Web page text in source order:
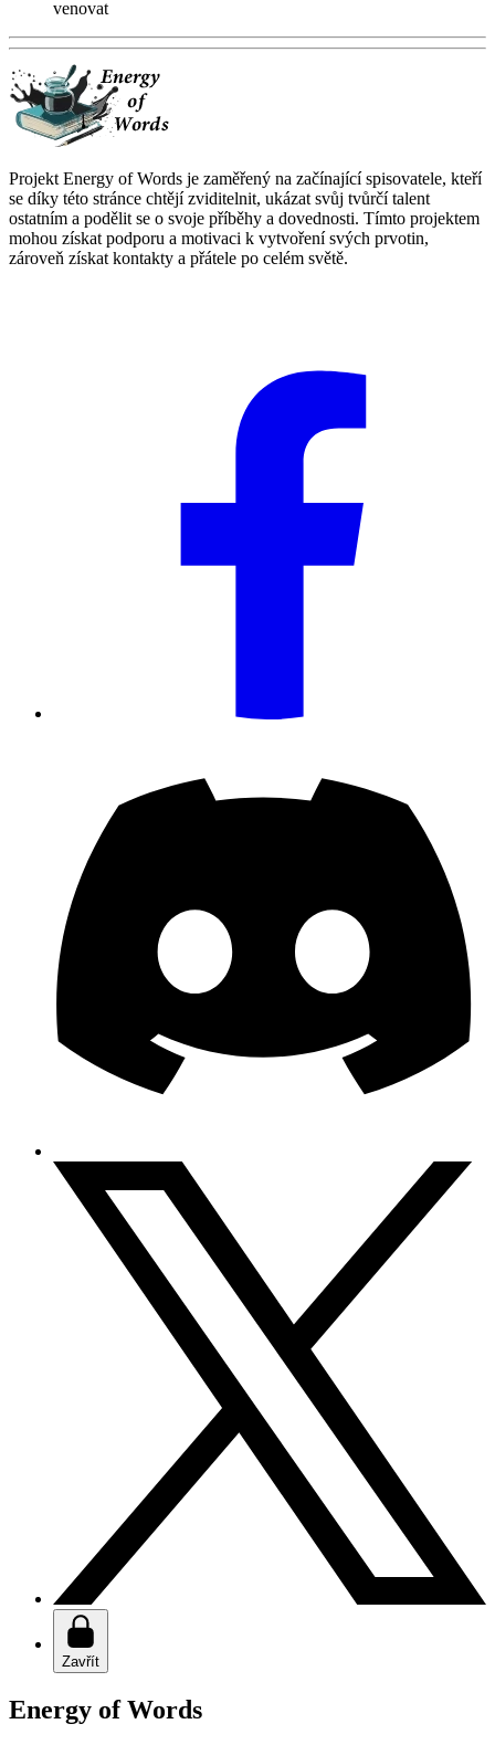
venovat
Projekt Energy of Words je zaměřený na začínající spisovatele, kteří
se díky této stránce chtějí zviditelnit, ukázat svůj tvůrčí talent
ostatním a podělit se o svoje příběhy a dovednosti. Tímto projektem
mohou získat podporu a motivaci k vytvoření svých prvotin,
zároveň získat kontakty a přátele po celém světě.
Zavřít
Energy of Words